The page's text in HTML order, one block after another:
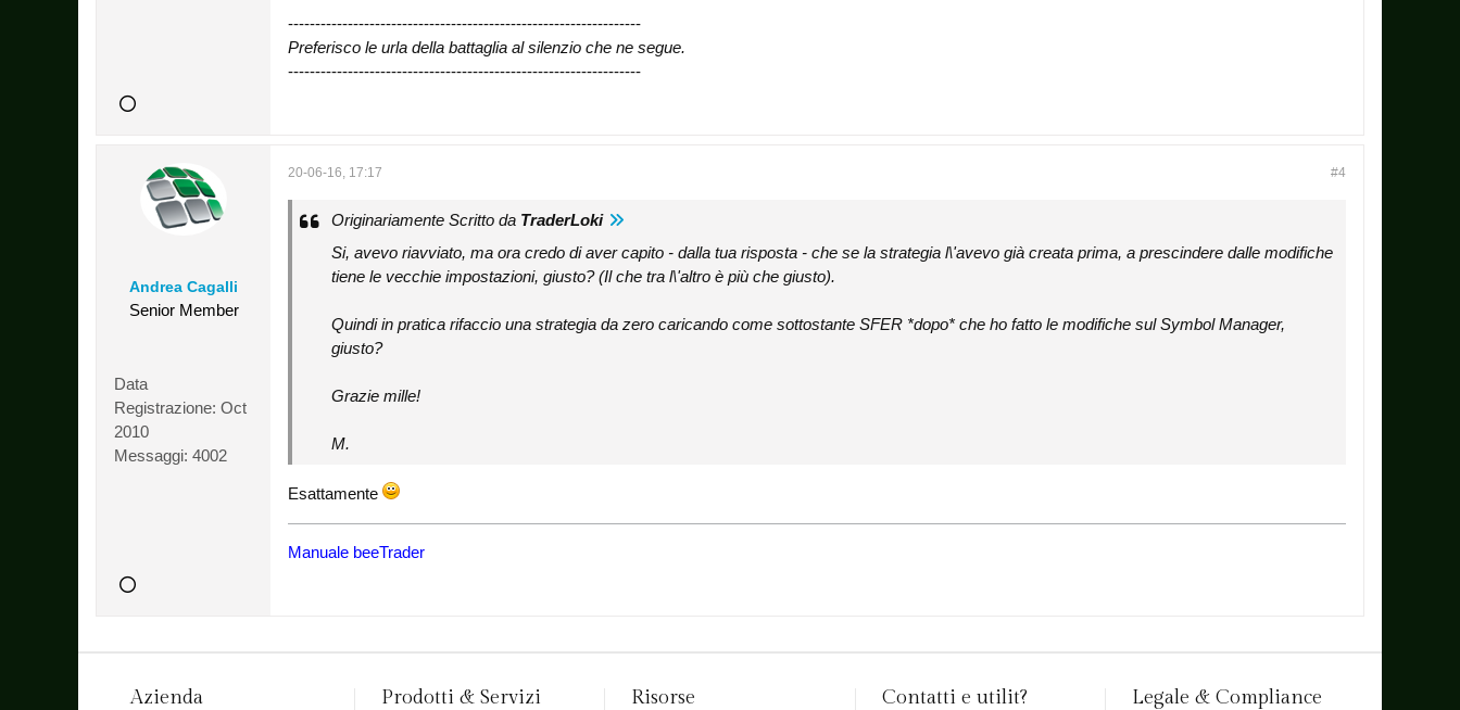
-----------------------------------------------------------------
Preferisco le urla della battaglia al silenzio che ne segue.
-----------------------------------------------------------------
Andrea Cagalli
Senior Member
Data
Registrazione: Oct
2010
Messaggi: 4002
#4
20-06-16, 17:17
Originariamente Scritto da TraderLoki
Si, avevo riavviato, ma ora credo di aver capito - dalla tua risposta - che se la strategia l\'avevo già creata prima, a prescindere dalle modifiche
tiene le vecchie impostazioni, giusto? (Il che tra l\'altro è più che giusto).
Quindi in pratica rifaccio una strategia da zero caricando come sottostante SFER *dopo* che ho fatto le modifiche sul Symbol Manager,
giusto?
Grazie mille!
M.
Esattamente
Manuale beeTrader
Azienda Prodotti & Servizi Risorse Contatti e utilit? Legale & Compliance